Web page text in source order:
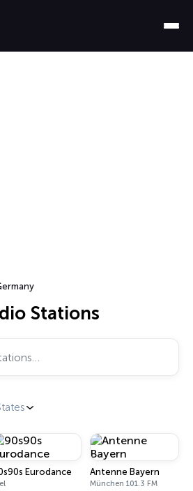
Stations
Eurodance Antenne Bayern
München 101.3 FM